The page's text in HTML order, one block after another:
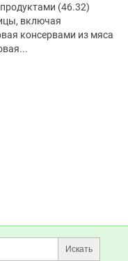
(46.32)
включая
консервами из мяса
по сайту и
Искать